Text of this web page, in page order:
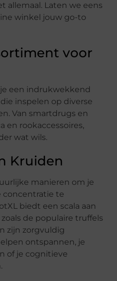
allemaal. Laten we eens
winkel jouw go-to
voor
een indrukwekkend
inspelen op diverse
Van smartdrugs en
en rookaccessoires,
wat wils.
Kruiden
manieren om je
concentratie te
biedt een scala aan
de populaire truffels
zijn zorgvuldig
ontspannen, je
of je cognitieve